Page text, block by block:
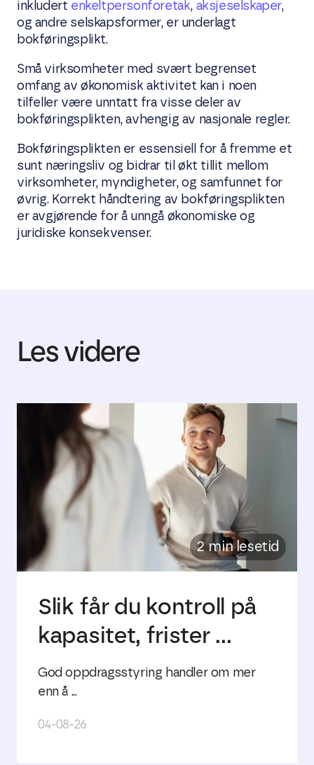
inkludert enkeltpersonforetak, aksjeselskaper,
og andre selskapsformer, er underlagt
bokføringsplikt.
Små virksomheter med svært begrenset
omfang av økonomisk aktivitet kan i noen
tilfeller være unntatt fra visse deler av
bokføringsplikten, avhengig av nasjonale regler.
Bokføringsplikten er essensiell for å fremme et
sunt næringsliv og bidrar til økt tillit mellom
virksomheter, myndigheter, og samfunnet for
øvrig. Korrekt håndtering av bokføringsplikten
er avgjørende for å unngå økonomiske og
juridiske konsekvenser.
Les videre
2 min lesetid
Slik får du kontroll på
kapasitet, frister ...
God oppdragsstyring handler om mer
enn å ...
04-08-26